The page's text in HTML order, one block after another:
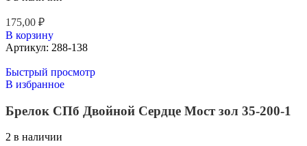
175,00 ₽
В корзину
Артикул: 288-138
Быстрый просмотр
В избранное
Брелок СПб Двойной Сердце Мост зол 35-200-1
2 в наличии